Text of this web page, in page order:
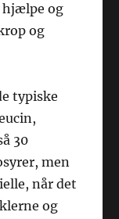
hjælpe og
og
typiske
30
men
når det
og